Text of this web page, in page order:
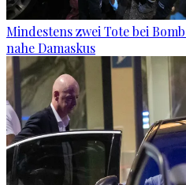
Mindestens zwei Tote bei
nahe Damaskus